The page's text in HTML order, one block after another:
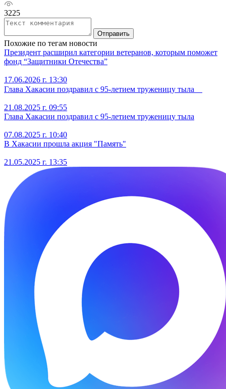
3225
Отправить
Похожие по тегам новости
Президент расширил категории ветеранов, которым поможет
фонд “Защитники Отечества”
17.06.2026 г. 13:30
Глава Хакасии поздравил с 95-летием труженицу тыла ⠀
21.08.2025 г. 09:55
Глава Хакасии поздравил с 95-летием труженицу тыла
07.08.2025 г. 10:40
В Хакасии прошла акция "Память"
21.05.2025 г. 13:35